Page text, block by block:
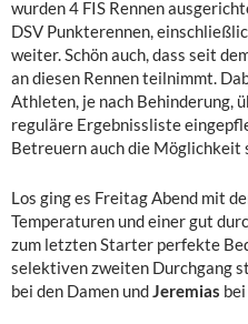
wurden 4 FIS Rennen
DSV Punkterennen,
weiter. Schön auch, dass seit
an diesen Rennen teilnimmt.
Athleten, je nach Behinderung,
reguläre Ergebnissliste
Betreuern auch die Möglichkeit
Los ging es Freitag Abend mit
Temperaturen und einer gut
zum letzten Starter perfekte
selektiven zweiten Durchgang
bei den Damen undJeremias